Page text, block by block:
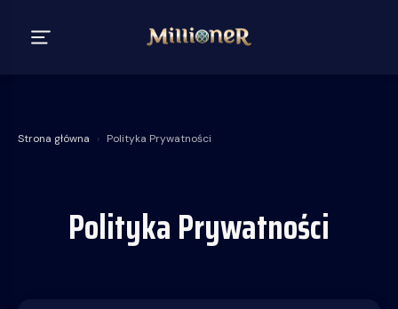
Strona główna › Polityka Prywatności
Polityka Prywatności